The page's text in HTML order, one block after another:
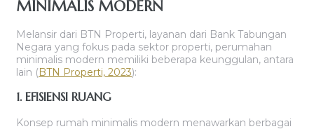
MINIMALIS MODERN
Melansir dari BTN Properti, layanan dari Bank Tabungan
Negara yang fokus pada sektor properti, perumahan
minimalis modern memiliki beberapa keunggulan, antara
lain (BTN Properti, 2023):
1. EFISIENSI RUANG
Konsep rumah minimalis modern menawarkan berbagai